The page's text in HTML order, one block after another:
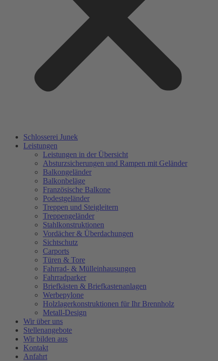
Schlosserei Junek
Leistungen
Leistungen in der Übersicht
Absturzsicherungen und Rampen mit Geländer
Balkongeländer
Balkonbeläge
Französische Balkone
Podestgeländer
Treppen und Steigleitern
Treppengeländer
Stahlkonstruktionen
Vordächer & Überdachungen
Sichtschutz
Carports
Türen & Tore
Fahrrad- & Mülleinhausungen
Fahrradparker
Briefkästen & Briefkastenanlagen
Werbepylone
Holzlagerkonstruktionen für Ihr Brennholz
Metall-Design
Wir über uns
Stellenangebote
Wir bilden aus
Kontakt
Anfahrt